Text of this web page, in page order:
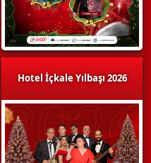
Hotel İçkale Yılbaşı 2026